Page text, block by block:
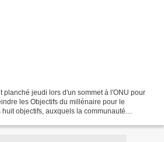
planché jeudi lors d'un sommet à l'ONU pour
les Objectifs du millénaire pour le
objectifs, auxquels la communauté